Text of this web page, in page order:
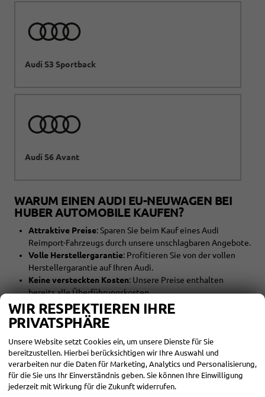
Audi S3 Sportback
Audi S6 Avant
WARUM EINEN AUDI EU-NEUWAGEN BEI
HUBER AUTOMOBILE KAUFEN?
Attraktive Preise: Sparen Sie beim Kauf eines Audi
Reimport-Fahrzeugs durch unsere unschlagbaren Angebote.
Volle Herstellergarantie: Profitieren Sie von der vollen
Herstellergarantie auf Ihren Audi.
Keine versteckten Kosten: Unsere Preise enthalten
bereits alle Überführungskosten.
Flexible Finanzierung: Wählen Sie zwischen Kauf,
Finanzierung oder Leasing – wir bieten Ihnen
maßgeschneiderte Lösungen.
Leasing: Profitieren Sie von günstigen Leasingraten und
Laufzeiten bis zu 60 Monaten, sowohl für private als auch
gewerbliche Kunden.
Bezahlmöglichkeiten: Bezahlen Sie bequem bei der
Fahrzeugübergabe in bar, per Online-Überweisung oder
WIR RESPEKTIEREN IHRE
PRIVATSPHÄRE
Unsere Website setzt Cookies ein, um unsere Dienste für Sie
bereitzustellen. Hierbei berücksichtigen wir Ihre Auswahl und
verarbeiten nur die Daten für Marketing, Analytics und Personalisierung,
für die Sie uns Ihr Einverständnis geben. Sie können Ihre Einwilligung
jederzeit mit Wirkung für die Zukunft widerrufen.